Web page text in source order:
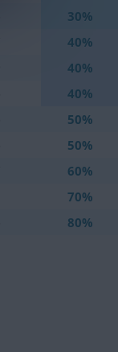
30%
40%
40%
40%
50%
50%
60%
70%
80%